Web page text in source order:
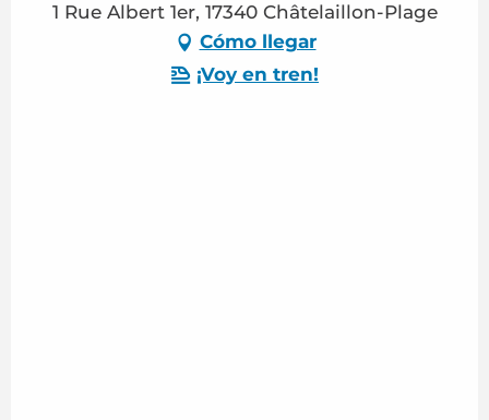
1 Rue Albert 1er, 17340 Châtelaillon-Plage
Cómo llegar
¡Voy en tren!